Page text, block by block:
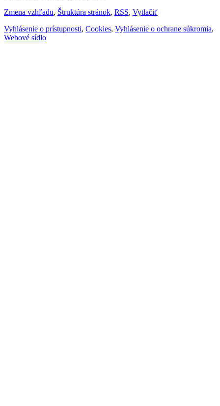
Zmena vzhľadu, Štruktúra stránok, RSS, Vytlačiť
Vyhlásenie o prístupnosti, Cookies, Vyhlásenie o ochrane súkromia,
Webové sídlo